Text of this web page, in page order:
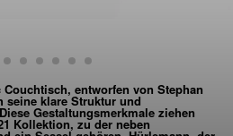
Couchtisch, entworfen von Stephan
seine klare Struktur und
Gestaltungsmerkmale ziehen
Kollektion, zu der neben